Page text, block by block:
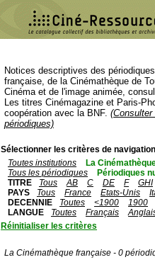
Notices descriptives des
française, de la Cinémathèque de
Cinéma et de l'image animée,
Les titres Cinémagazine et Paris-
coopération avec la BNF.
périodiques)
Sélectionner les critères de
Toutes institutions
La
Tous les périodiques
Périodiques
TITRE
Tous AB C DE F
GHI
PAYS
Tous France Etats-Unis
DECENNIE
Toutes <1900
1900
LANGUE
Toutes Français
Réinitialiser les critères
La Cinémathèque française - 0